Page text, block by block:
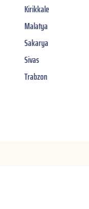
Kirikkale
Malatya
Sakarya
Sivas
Trabzon